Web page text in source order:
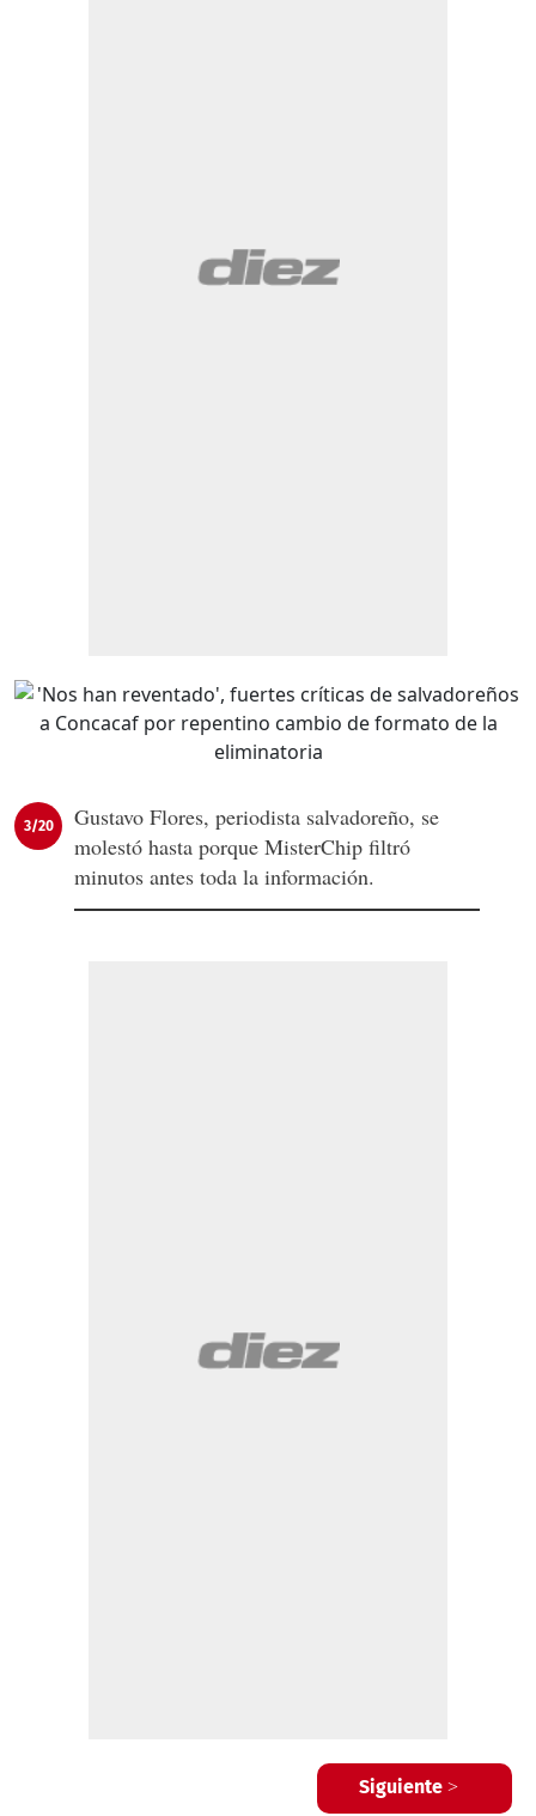
3/20
Gustavo Flores, periodista salvadoreño, se
molestó hasta porque MisterChip filtró
minutos antes toda la información.
Siguiente >